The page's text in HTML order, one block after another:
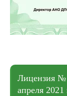
Лицензия №
апреля 2021